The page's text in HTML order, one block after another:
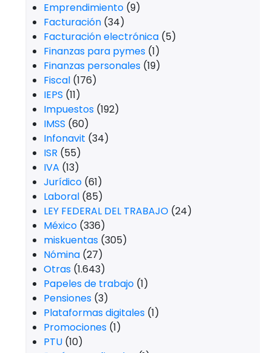
Emprendimiento (9)
Facturación (34)
Facturación electrónica (5)
Finanzas para pymes (1)
Finanzas personales (19)
Fiscal (176)
IEPS (11)
Impuestos (192)
IMSS (60)
Infonavit (34)
ISR (55)
IVA (13)
Jurídico (61)
Laboral (85)
LEY FEDERAL DEL TRABAJO (24)
México (336)
miskuentas (305)
Nómina (27)
Otras (1.643)
Papeles de trabajo (1)
Pensiones (3)
Plataformas digitales (1)
Promociones (1)
PTU (10)